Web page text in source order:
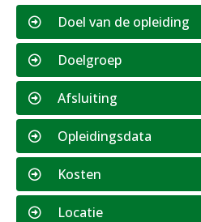
Doel van de opleiding
Doelgroep
Afsluiting
Opleidingsdata
Kosten
Locatie